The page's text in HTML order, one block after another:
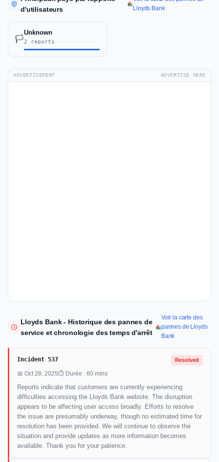
d'utilisateurs
Lloyds Bank
🏳️
Unknown
2 reports
ADVERTISEMENT ADVERTISE HERE
Lloyds Bank - Historique des pannes de
service et chronologie des temps d'arrêt
Voir la carte des
pannes de Lloyds
Bank
Incident 537 Resolved
📅 Oct 28, 2025⏱ Durée : 60 mins
Reports indicate that customers are currently experiencing
difficulties accessing the Lloyds Bank website. The disruption
appears to be affecting user access broadly. Efforts to resolve
the issue are presumably underway, though no estimated time for
resolution has been provided. We will continue to observe the
situation and provide updates as more information becomes
available. Thank you for your patience.